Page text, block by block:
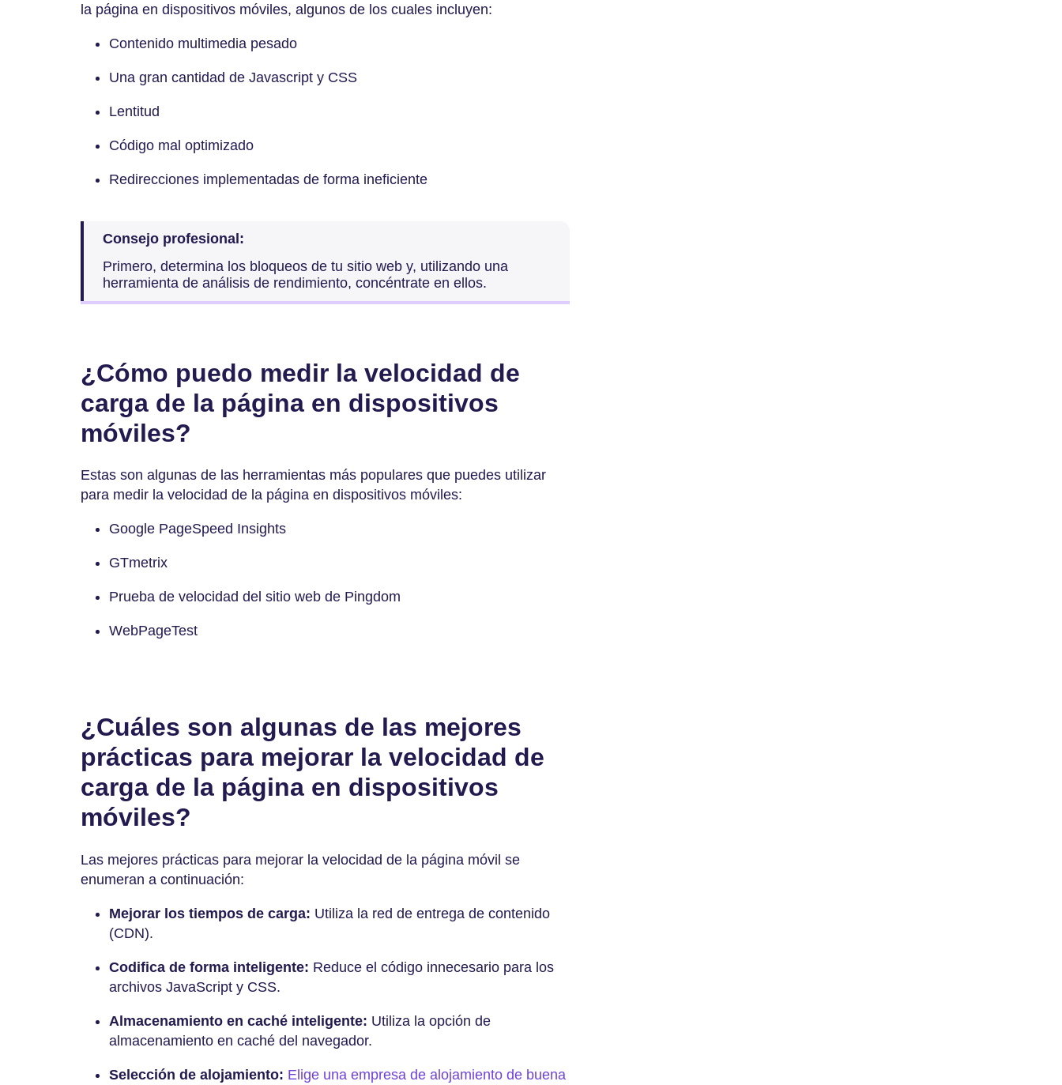
la página en dispositivos móviles, algunos de los cuales incluyen:
Contenido multimedia pesado
Una gran cantidad de Javascript y CSS
Lentitud
Código mal optimizado
Redirecciones implementadas de forma ineficiente
Consejo profesional:
Primero, determina los bloqueos de tu sitio web y, utilizando una
herramienta de análisis de rendimiento, concéntrate en ellos.
¿Cómo puedo medir la velocidad de
carga de la página en dispositivos
móviles?
Estas son algunas de las herramientas más populares que puedes utilizar
para medir la velocidad de la página en dispositivos móviles:
Google PageSpeed Insights
GTmetrix
Prueba de velocidad del sitio web de Pingdom
WebPageTest
¿Cuáles son algunas de las mejores
prácticas para mejorar la velocidad de
carga de la página en dispositivos
móviles?
Las mejores prácticas para mejorar la velocidad de la página móvil se
enumeran a continuación:
Mejorar los tiempos de carga: Utiliza la red de entrega de contenido
(CDN).
Codifica de forma inteligente: Reduce el código innecesario para los
archivos JavaScript y CSS.
Almacenamiento en caché inteligente: Utiliza la opción de
almacenamiento en caché del navegador.
Selección de alojamiento: Elige una empresa de alojamiento de buena